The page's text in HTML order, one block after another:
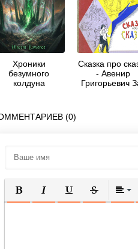
Хроники
безумного
колдуна
Bowence
Сказка про
- Авенир
Григорьевич
(0)
ПОЛУЖИРНЫЙ
КУРСИВПОДЧЕРКНУТЫЙ